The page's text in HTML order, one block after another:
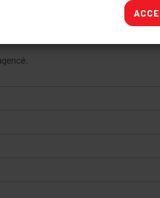
deux parties et coulissante
30 kg et un nettoyage aisé